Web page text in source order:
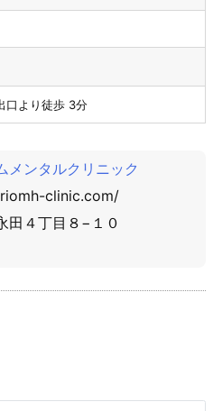
口より徒歩 3分
メンタルクリニック
clinic.com/
田４丁目８−１０